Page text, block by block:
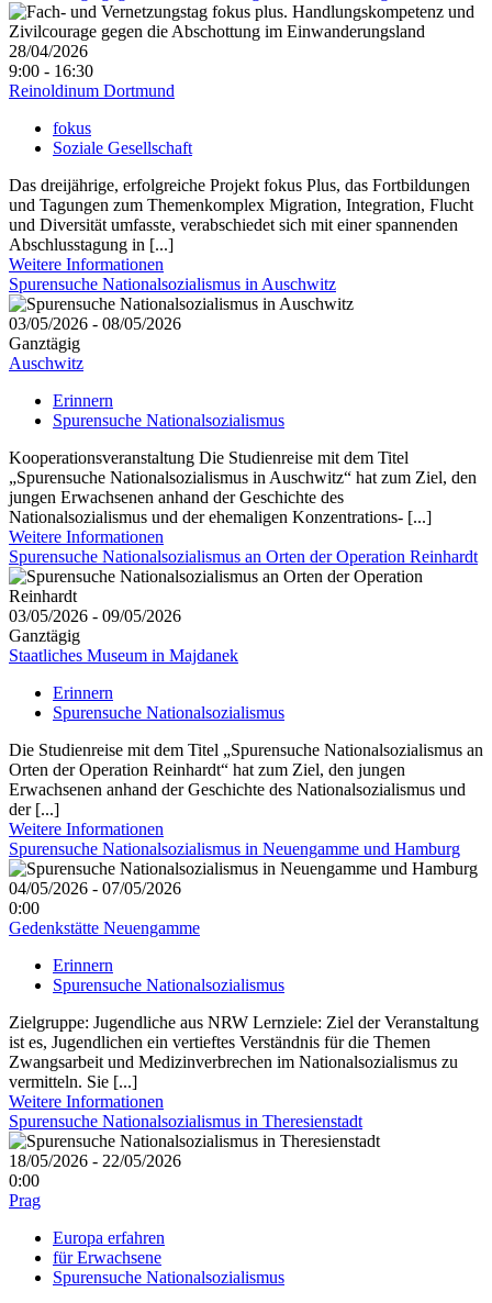
28/04/2026
9:00 - 16:30
Reinoldinum Dortmund
fokus
Soziale Gesellschaft
Das dreijährige, erfolgreiche Projekt fokus Plus, das Fortbildungen
und Tagungen zum Themenkomplex Migration, Integration, Flucht
und Diversität umfasste, verabschiedet sich mit einer spannenden
Abschlusstagung in [...]
Weitere Informationen
Spurensuche Nationalsozialismus in Auschwitz
03/05/2026 - 08/05/2026
Ganztägig
Auschwitz
Erinnern
Spurensuche Nationalsozialismus
Kooperationsveranstaltung Die Studienreise mit dem Titel
„Spurensuche Nationalsozialismus in Auschwitz“ hat zum Ziel, den
jungen Erwachsenen anhand der Geschichte des
Nationalsozialismus und der ehemaligen Konzentrations- [...]
Weitere Informationen
Spurensuche Nationalsozialismus an Orten der Operation Reinhardt
03/05/2026 - 09/05/2026
Ganztägig
Staatliches Museum in Majdanek
Erinnern
Spurensuche Nationalsozialismus
Die Studienreise mit dem Titel „Spurensuche Nationalsozialismus an
Orten der Operation Reinhardt“ hat zum Ziel, den jungen
Erwachsenen anhand der Geschichte des Nationalsozialismus und
der [...]
Weitere Informationen
Spurensuche Nationalsozialismus in Neuengamme und Hamburg
04/05/2026 - 07/05/2026
0:00
Gedenkstätte Neuengamme
Erinnern
Spurensuche Nationalsozialismus
Zielgruppe: Jugendliche aus NRW Lernziele: Ziel der Veranstaltung
ist es, Jugendlichen ein vertieftes Verständnis für die Themen
Zwangsarbeit und Medizinverbrechen im Nationalsozialismus zu
vermitteln. Sie [...]
Weitere Informationen
Spurensuche Nationalsozialismus in Theresienstadt
18/05/2026 - 22/05/2026
0:00
Prag
Europa erfahren
für Erwachsene
Spurensuche Nationalsozialismus